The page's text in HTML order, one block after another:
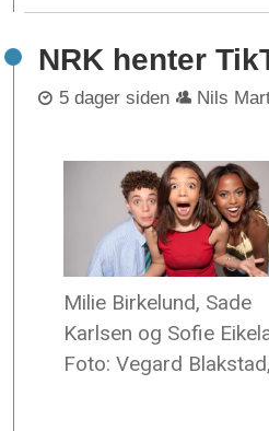
NRK henter
5 dager siden Nils
Milie Birkelund, Sade
Karlsen og Sofie
Foto: Vegard